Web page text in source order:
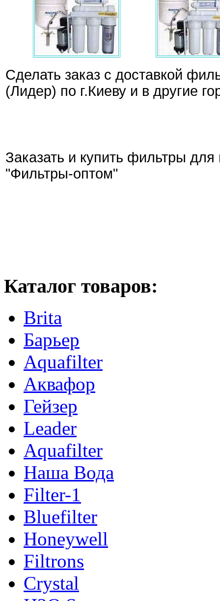
Сделать заказ с доставкой
(Лидер) по г.Киеву и в другие
Заказать и купить фильтры
"Фильтры-оптом"
Каталог товаров:
Brita
Барьер
Aquafilter
Аквафор
Гейзер
Leader
Aquafilter
Наша Вода
Filter-1
Bluefilter
Honeywell
Filtrons
Crystal